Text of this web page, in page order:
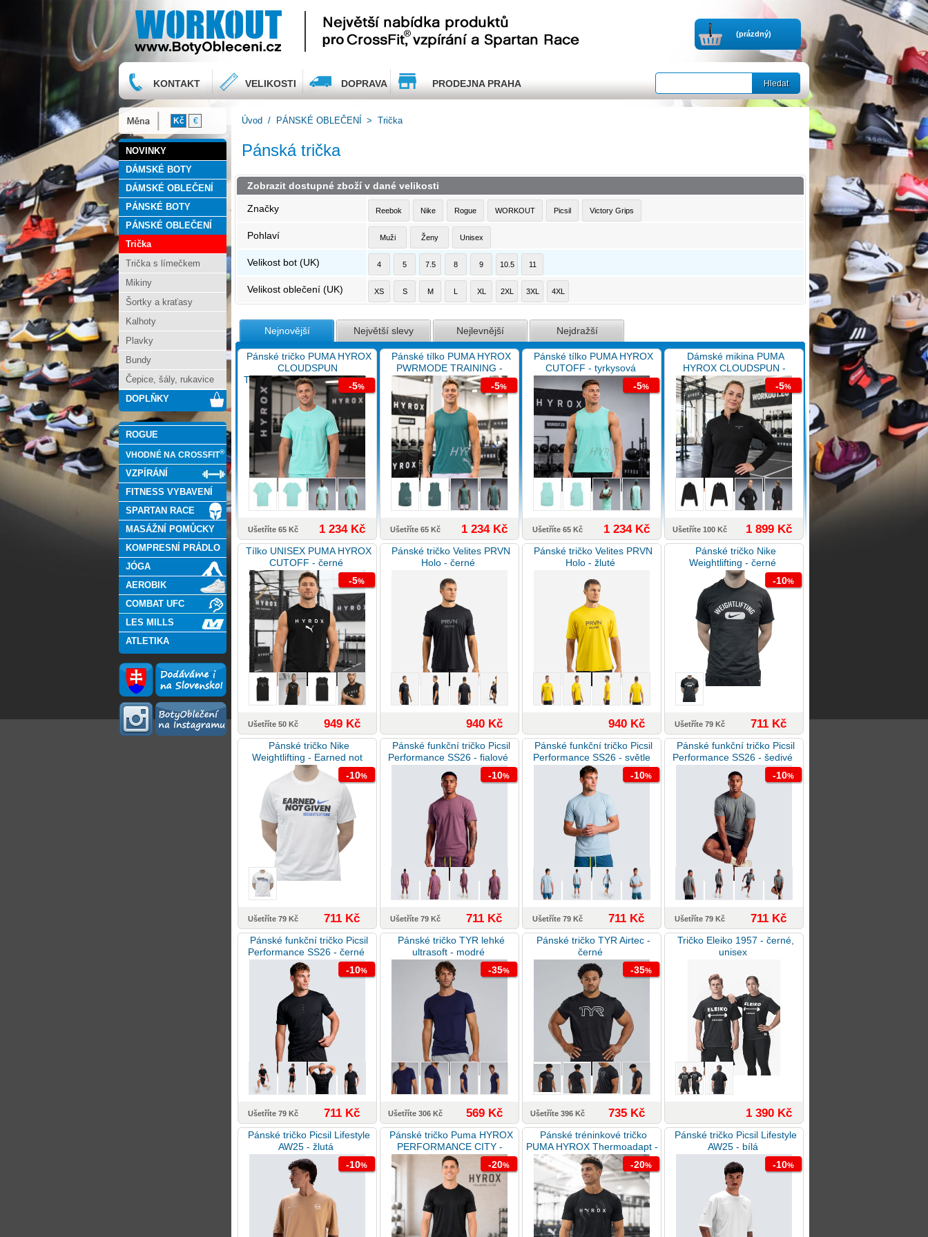
(prázdný)
KONTAKT VELIKOSTI DOPRAVA PRODEJNA PRAHA
Kč €
NOVINKY
DÁMSKÉ BOTY
DÁMSKÉ OBLEČENÍ
PÁNSKÉ BOTY
PÁNSKÉ OBLEČENÍ
Trička
Trička s límečkem
Mikiny
Šortky a kraťasy
Kalhoty
Plavky
Bundy
Čepice, šály, rukavice
DOPLŇKY
ROGUE
VHODNÉ NA CROSSFIT®
VZPÍRÁNÍ
FITNESS VYBAVENÍ
SPARTAN RACE
MASÁŽNÍ POMŮCKY
KOMPRESNÍ PRÁDLO
JÓGA
AEROBIK
COMBAT UFC
LES MILLS
ATLETIKA
Úvod / PÁNSKÉ OBLEČENÍ > Trička
Pánská trička
Zobrazit dostupné zboží v dané velikosti
Značky Reebok Nike Rogue WORKOUT Picsil Victory Grips
Pohlaví Muži Ženy Unisex
Velikost bot (UK) 4 5 7.5 8 9 10.5 11
Velikost oblečení (UK) XS S M L XL 2XL 3XL 4XL
Nejnovější Největší slevy Nejlevnější Nejdražší
-5%
Pánské tričko PUMA HYROX
CLOUDSPUN
THERMOADAPT - tyrkysová
Ušetříte 65 Kč 1 234 Kč
-5%
Pánské tílko PUMA HYROX
PWRMODE TRAINING -
zelené
Ušetříte 65 Kč 1 234 Kč
-5%
Pánské tílko PUMA HYROX
CUTOFF - tyrkysová
Ušetříte 65 Kč 1 234 Kč
-5%
Dámské mikina PUMA
HYROX CLOUDSPUN -
černá
Ušetříte 100 Kč 1 899 Kč
-5%
Tílko UNISEX PUMA HYROX
CUTOFF - černé
Ušetříte 50 Kč 949 Kč
Pánské tričko Velites PRVN
Holo - černé
940 Kč
Pánské tričko Velites PRVN
Holo - žluté
940 Kč
-10%
Pánské tričko Nike
Weightlifting - černé
Ušetříte 79 Kč 711 Kč
-10%
Pánské tričko Nike
Weightlifting - Earned not
given - bílé
Ušetříte 79 Kč 711 Kč
-10%
Pánské funkční tričko Picsil
Performance SS26 - fialové
Ušetříte 79 Kč 711 Kč
-10%
Pánské funkční tričko Picsil
Performance SS26 - světle
modré
Ušetříte 79 Kč 711 Kč
-10%
Pánské funkční tričko Picsil
Performance SS26 - šedivé
Ušetříte 79 Kč 711 Kč
-10%
Pánské funkční tričko Picsil
Performance SS26 - černé
Ušetříte 79 Kč 711 Kč
-35%
Pánské tričko TYR lehké
ultrasoft - modré
Ušetříte 306 Kč 569 Kč
-35%
Pánské tričko TYR Airtec -
černé
Ušetříte 396 Kč 735 Kč
Tričko Eleiko 1957 - černé,
unisex
1 390 Kč
-10%
Pánské tričko Picsil Lifestyle
AW25 - žlutá
-20%
Pánské tričko Puma HYROX
PERFORMANCE CITY -
černé
-20%
Pánské tréninkové tričko
PUMA HYROX Thermoadapt -
černé
-10%
Pánské tričko Picsil Lifestyle
AW25 - bílá